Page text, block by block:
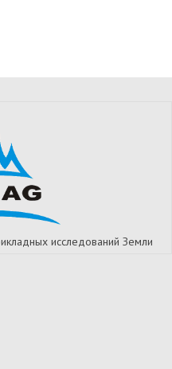
исследований Земли